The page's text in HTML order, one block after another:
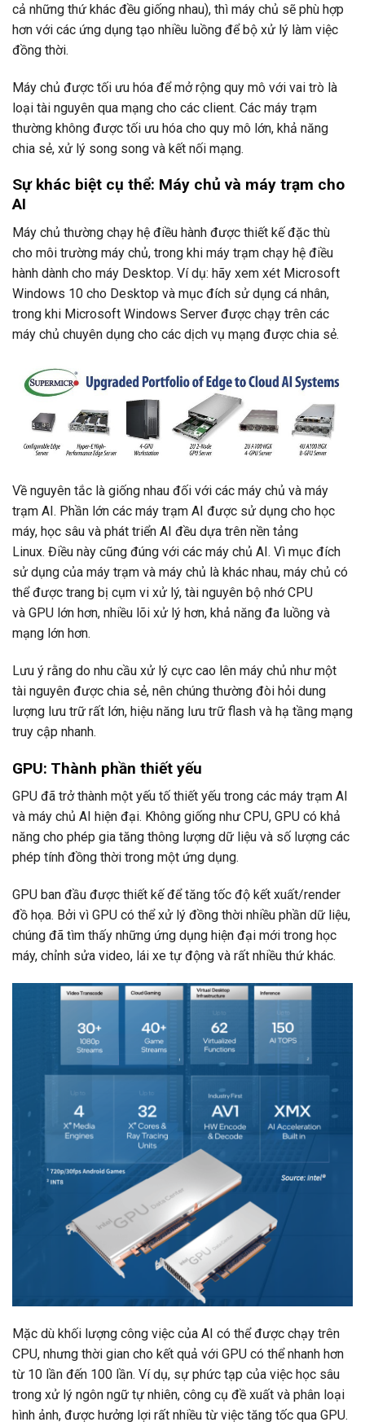
cả những thứ khác đều giống nhau), thì máy chủ sẽ phù hợp
hơn với các ứng dụng tạo nhiều luồng để bộ xử lý làm việc
đồng thời.
Máy chủ được tối ưu hóa để mở rộng quy mô với vai trò là
loại tài nguyên qua mạng cho các client. Các máy trạm
thường không được tối ưu hóa cho quy mô lớn, khả năng
chia sẻ, xử lý song song và kết nối mạng.
Sự khác biệt cụ thể: Máy chủ và máy trạm cho
AI
Máy chủ thường chạy hệ điều hành được thiết kế đặc thù
cho môi trường máy chủ, trong khi máy trạm chạy hệ điều
hành dành cho máy Desktop. Ví dụ: hãy xem xét Microsoft
Windows 10 cho Desktop và mục đích sử dụng cá nhân,
trong khi Microsoft Windows Server được chạy trên các
máy chủ chuyên dụng cho các dịch vụ mạng được chia sẻ.
Về nguyên tắc là giống nhau đối với các máy chủ và máy
trạm AI. Phần lớn các máy trạm AI được sử dụng cho học
máy, học sâu và phát triển AI đều dựa trên nền tảng
Linux. Điều này cũng đúng với các máy chủ AI. Vì mục đích
sử dụng của máy trạm và máy chủ là khác nhau, máy chủ có
thể được trang bị cụm vi xử lý, tài nguyên bộ nhớ CPU
và GPU lớn hơn, nhiều lõi xử lý hơn, khả năng đa luồng và
mạng lớn hơn.
Lưu ý rằng do nhu cầu xử lý cực cao lên máy chủ như một
tài nguyên được chia sẻ, nên chúng thường đòi hỏi dung
lượng lưu trữ rất lớn, hiệu năng lưu trữ flash và hạ tầng mạng
truy cập nhanh.
GPU: Thành phần thiết yếu
GPU đã trở thành một yếu tố thiết yếu trong các máy trạm AI
và máy chủ AI hiện đại. Không giống như CPU, GPU có khả
năng cho phép gia tăng thông lượng dữ liệu và số lượng các
phép tính đồng thời trong một ứng dụng.
GPU ban đầu được thiết kế để tăng tốc độ kết xuất/render
đồ họa. Bởi vì GPU có thể xử lý đồng thời nhiều phần dữ liệu,
chúng đã tìm thấy những ứng dụng hiện đại mới trong học
máy, chỉnh sửa video, lái xe tự động và rất nhiều thứ khác.
Mặc dù khối lượng công việc của AI có thể được chạy trên
CPU, nhưng thời gian cho kết quả với GPU có thể nhanh hơn
từ 10 lần đến 100 lần. Ví dụ, sự phức tạp của việc học sâu
trong xử lý ngôn ngữ tự nhiên, công cụ đề xuất và phân loại
hình ảnh, được hưởng lợi rất nhiều từ việc tăng tốc qua GPU.